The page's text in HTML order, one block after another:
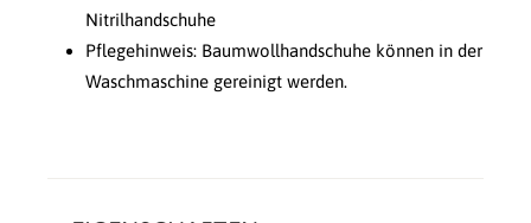
Nitrilhandschuhe
Pflegehinweis: Baumwollhandschuhe können in der
Waschmaschine gereinigt werden.